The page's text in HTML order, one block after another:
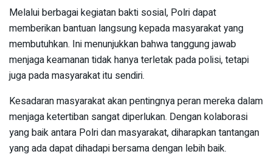
Melalui berbagai kegiatan bakti sosial, Polri dapat
memberikan bantuan langsung kepada masyarakat yang
membutuhkan. Ini menunjukkan bahwa tanggung jawab
menjaga keamanan tidak hanya terletak pada polisi, tetapi
juga pada masyarakat itu sendiri.
Kesadaran masyarakat akan pentingnya peran mereka dalam
menjaga ketertiban sangat diperlukan. Dengan kolaborasi
yang baik antara Polri dan masyarakat, diharapkan tantangan
yang ada dapat dihadapi bersama dengan lebih baik.